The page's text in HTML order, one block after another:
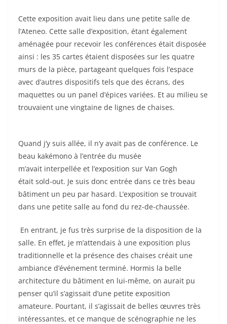
Cette exposition avait lieu dans une petite salle de
l’Ateneo. Cette salle d’exposition, étant également
aménagée pour recevoir les conférences était disposée
ainsi : les 35 cartes étaient disposées sur les quatre
murs de la pièce, partageant quelques fois l’espace
avec d’autres dispositifs tels que des écrans, des
maquettes ou un panel d’épices variées. Et au milieu se
trouvaient une vingtaine de lignes de chaises.
Quand j’y suis allée, il n’y avait pas de conférence. Le
beau kakémono à l’entrée du musée
m’avait interpellée et l’exposition sur Van Gogh
était sold-out. Je suis donc entrée dans ce très beau
bâtiment un peu par hasard. L’exposition se trouvait
dans une petite salle au fond du rez-de-chaussée.
En entrant, je fus très surprise de la disposition de la
salle. En effet, je m’attendais à une exposition plus
traditionnelle et la présence des chaises créait une
ambiance d’événement terminé. Hormis la belle
architecture du bâtiment en lui-même, on aurait pu
penser qu’il s’agissait d’une petite exposition
amateure. Pourtant, il s’agissait de belles œuvres très
intéressantes, et ce manque de scénographie ne les